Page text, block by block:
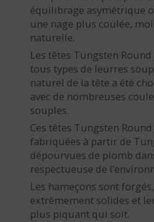
équilibrage asymétrique
une nage plus coulée,
naturelle.
Les têtes Tungsten
tous types de leurres
naturel de la tête a été
avec de nombreuses
souples.
Ces têtes Tungsten
fabriquées à partir de
dépourvues de plomb
respectueuse de
Les hameçons sont
extrêmement solides et
plus piquant qui soit.